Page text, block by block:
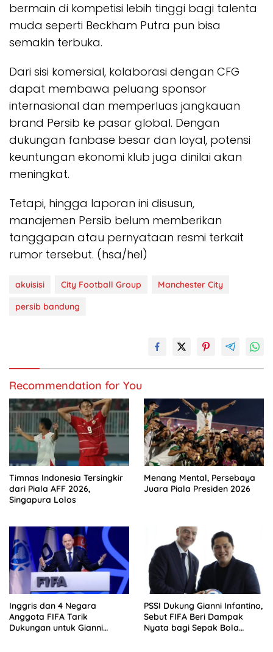
bermain di kompetisi lebih tinggi bagi talenta
muda seperti Beckham Putra pun bisa
semakin terbuka.
Dari sisi komersial, kolaborasi dengan CFG
dapat membawa peluang sponsor
internasional dan memperluas jangkauan
brand Persib ke pasar global. Dengan
dukungan fanbase besar dan loyal, potensi
keuntungan ekonomi klub juga dinilai akan
meningkat.
Tetapi, hingga laporan ini disusun,
manajemen Persib belum memberikan
tanggapan atau pernyataan resmi terkait
rumor tersebut. (hsa/hel)
akuisisi City Football Group
Manchester City
persib bandung
Recommendation for You
Timnas Indonesia Tersingkir
dari Piala AFF 2026,
Singapura Lolos
Menang Mental, Persebaya
Juara Piala Presiden 2026
Inggris dan 4 Negara
Anggota FIFA Tarik
Dukungan untuk Gianni
PSSI Dukung Gianni Infantino,
Sebut FIFA Beri Dampak
Nyata bagi Sepak Bola